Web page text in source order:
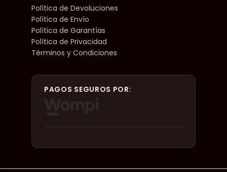
Política de Devoluciones
Política de Envío
Política de Garantías
Política de Privacidad
Términos y Condiciones
PAGOS SEGUROS POR: